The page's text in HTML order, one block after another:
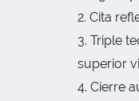
Cita
Triple
superior
Cierre